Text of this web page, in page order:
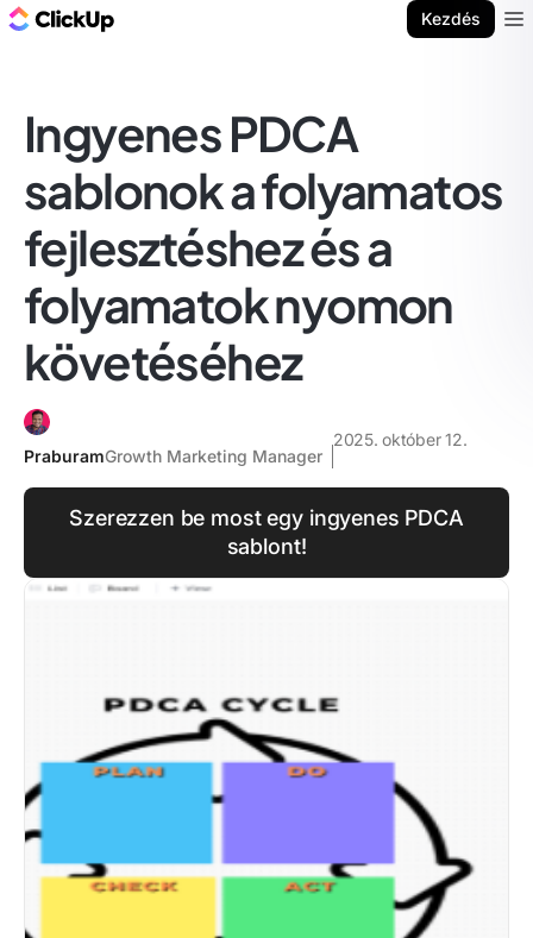
Kezdés
Ingyenes PDCA
sablonok a folyamatos
fejlesztéshez és a
folyamatok nyomon
követéséhez
PraburamGrowth Marketing Manager
2025. október 12.
Szerezzen be most egy ingyenes PDCA
sablont!